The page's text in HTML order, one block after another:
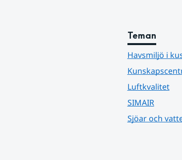
Teman
Havsmiljö i
Luftkvalitet
SIMAIR
Sjöar och